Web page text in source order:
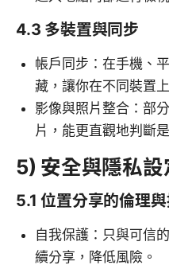
4.3 多裝置與同步
帳戶同步：在手機、
藏，讓你在不同裝置
影像與照片整合：部
片，能更直觀地判斷
5) 安全與隱私設
5.1 位置分享的倫理與
自我保護：只與可信
續分享，降低風險。